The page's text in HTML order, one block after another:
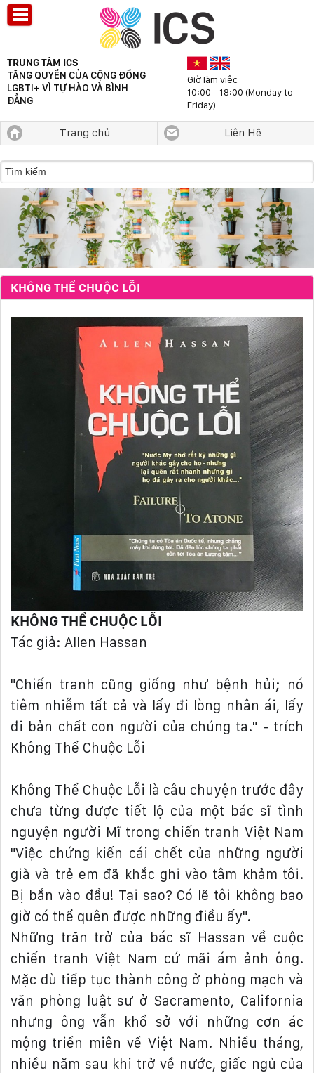
TRUNG TÂM ICS
TĂNG QUYỀN CỦA CỘNG ĐỒNG
LGBTI+ VÌ TỰ HÀO VÀ BÌNH
ĐẲNG
Giờ làm việc
10:00 - 18:00 (Monday to
Friday)
Trang chủ Liên Hệ
KHÔNG THỂ CHUỘC LỖI
KHÔNG THỂ CHUỘC LỖI
Tác giả: Allen Hassan
"Chiến tranh cũng giống như bệnh hủi; nó
tiêm nhiễm tất cả và lấy đi lòng nhân ái, lấy
đi bản chất con người của chúng ta." - trích
Không Thể Chuộc Lỗi
Không Thể Chuộc Lỗi là câu chuyện trước đây
chưa từng được tiết lộ của một bác sĩ tình
nguyện người Mĩ trong chiến tranh Việt Nam
"Việc chứng kiến cái chết của những người
già và trẻ em đã khắc ghi vào tâm khảm tôi.
Bị bắn vào đầu! Tại sao? Có lẽ tôi không bao
giờ có thể quên được những điều ấy".
Những trăn trở của bác sĩ Hassan về cuộc
chiến tranh Việt Nam cứ mãi ám ảnh ông.
Mặc dù tiếp tục thành công ở phòng mạch và
văn phòng luật sư ở Sacramento, California
nhưng ông vẫn khổ sở với những cơn ác
mộng triền miên về Việt Nam. Nhiều tháng,
nhiều năm sau khi trở về nước, giấc ngủ của